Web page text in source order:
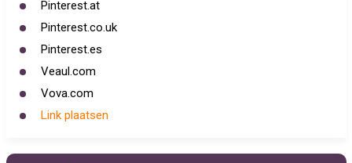
Pinterest.at
Pinterest.co.uk
Pinterest.es
Veaul.com
Vova.com
Link plaatsen